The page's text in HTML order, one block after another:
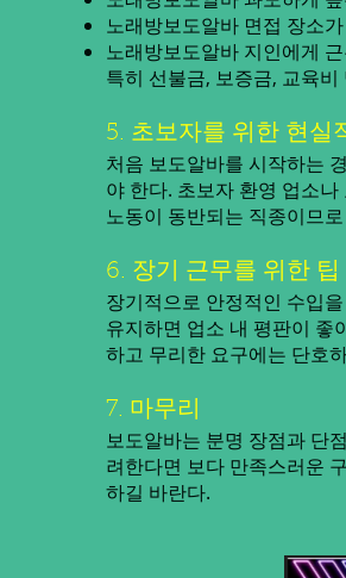
노래방보도알바 면접 장소
노래방보도알바 지인에게
특히 선불금, 보증금, 교육
5. 초보자를 위한 현실
처음 보도알바를 시작하는
야 한다. 초보자 환영 업소
노동이 동반되는 직종이므
6. 장기 근무를 위한 팁
장기적으로 안정적인 수입
유지하면 업소 내 평판이 좋
하고 무리한 요구에는 단호
7. 마무리
보도알바는 분명 장점과 단
려한다면 보다 만족스러운
하길 바란다.